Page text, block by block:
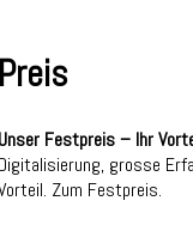
Festpreis – Ihr
grosse
Zum Festpreis.